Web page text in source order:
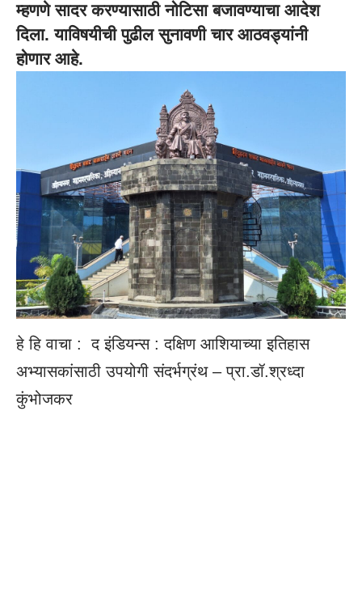
म्हणणे सादर करण्यासाठी नोटिसा बजावण्याचा आदेश
दिला. याविषयीची पुढील सुनावणी चार आठवड्यांनी
होणार आहे.
हे हि वाचा : द इंडियन्स : दक्षिण आशियाच्या इतिहास
अभ्यासकांसाठी उपयोगी संदर्भग्रंथ – प्रा.डॉ.श्रध्दा
कुंभोजकर